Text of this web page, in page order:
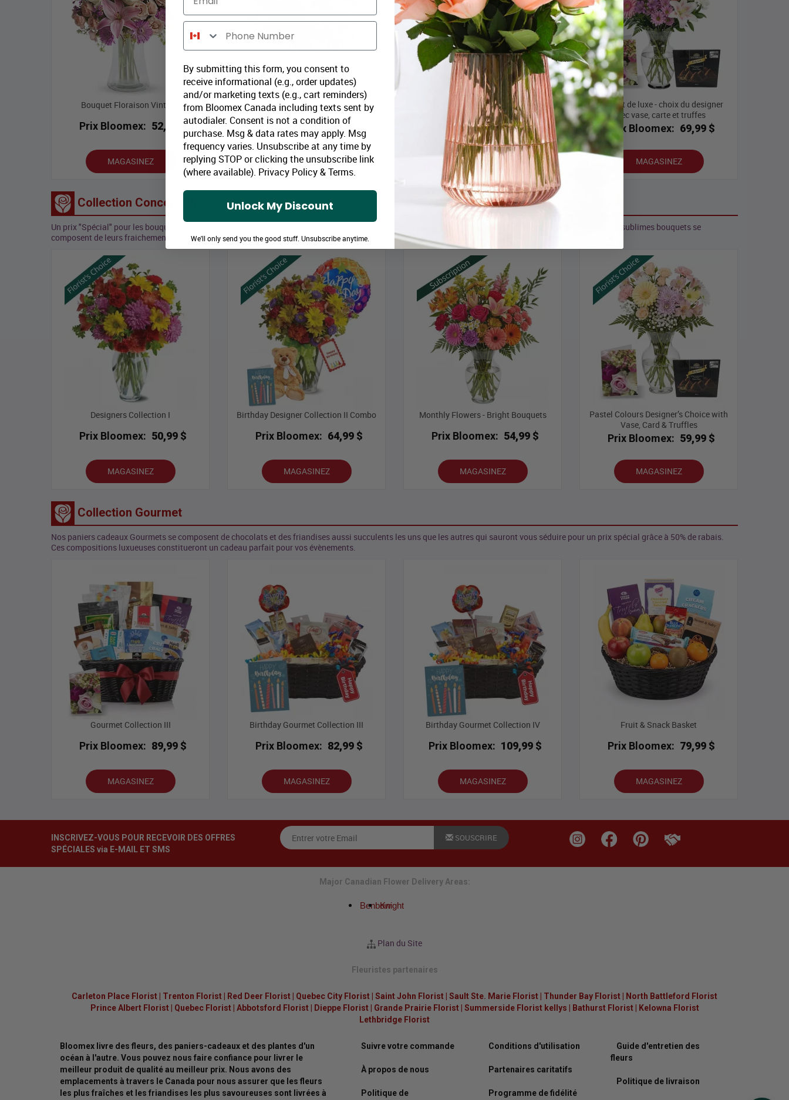
Bouquet Floraison Vintage
Prix Bloomex: 52,99 $
MAGASINEZ
Bouquet Rose et Baies
Prix Bloomex: 44,99 $
MAGASINEZ
Choix du designer - couleurs pastel
Prix Bloomex: 49,99 $
MAGASINEZ
Bouquet de luxe - choix du designer
avec vase, carte et truffes
Prix Bloomex: 69,99 $
MAGASINEZ
Collection Concepteur
Un prix "Spécial" pour les bouquets Collection d’artisans conçus par nos professionels des Fleurs et nos artistes qui allient magie et créativité. Ces beaux et sublimes bouquets se
composent de leurs fraichement coupées et sélectionnés par nos experts floraux.
Designers Collection I
Prix Bloomex: 50,99 $
MAGASINEZ
Birthday Designer Collection II Combo
Prix Bloomex: 64,99 $
MAGASINEZ
Monthly Flowers - Bright Bouquets
Prix Bloomex: 54,99 $
MAGASINEZ
Pastel Colours Designer’s Choice with
Vase, Card & Truffles
Prix Bloomex: 59,99 $
MAGASINEZ
Collection Gourmet
Nos paniers cadeaux Gourmets se composent de chocolats et des friandises aussi succulents les uns que les autres qui sauront vous séduire pour un prix spécial grâce à 50% de rabais.
Ces compositions luxueuses constitueront un cadeau parfait pour vos évènements.
Gourmet Collection III
Prix Bloomex: 89,99 $
MAGASINEZ
Birthday Gourmet Collection III
Prix Bloomex: 82,99 $
MAGASINEZ
Birthday Gourmet Collection IV
Prix Bloomex: 109,99 $
MAGASINEZ
Fruit & Snack Basket
Prix Bloomex: 79,99 $
MAGASINEZ
INSCRIVEZ-VOUS POUR RECEVOIR DES OFFRES
SPÉCIALES via E-MAIL ET SMS
SOUSCRIRE
Major Canadian Flower Delivery Areas:
BenbowKnight
Plan du Site
Fleuristes partenaires
Carleton Place Florist Trenton Florist Red Deer Florist Quebec City Florist Saint John Florist Sault Ste. Marie Florist Thunder Bay Florist
North Battleford Florist
Prince Albert Florist| Quebec Florist| Abbotsford Florist| Dieppe Florist| Grande Prairie Florist| Summerside Florist kellys Bathurst Florist|
Kelowna Florist
Lethbridge Florist
Bloomex livre des fleurs, des paniers-cadeaux et des plantes d'un
océan à l'autre. Vous pouvez nous faire confiance pour livrer le
meilleur produit de qualité au meilleur prix. Nous avons des
emplacements à travers le Canada pour nous assurer que les fleurs
les plus fraîches et les friandises les plus savoureuses sont livrées à
Suivre votre commande
À propos de nous
Politique de
Conditions d'utilisation
Partenaires caritatifs
Programme de fidélité
Guide d'entretien des
fleurs
Politique de livraison
Phone Number
By submitting this form, you consent to
receive informational (e.g., order updates)
and/or marketing texts (e.g., cart reminders)
from Bloomex Canada including texts sent by
autodialer. Consent is not a condition of
purchase. Msg & data rates may apply. Msg
frequency varies. Unsubscribe at any time by
replying STOP or clicking the unsubscribe link
(where available). Privacy Policy&Terms.
Unlock My Discount
We'll only send you the good stuff. Unsubscribe anytime.